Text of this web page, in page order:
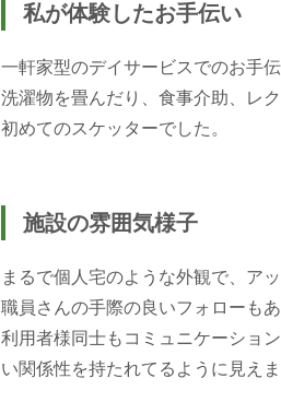
私が体験したお手伝い
一軒家型のデイサービスでのお手伝
洗濯物を畳んだり、食事介助、レ
施設の雰囲気様子
まるで個人宅のような外観で、ア
職員さんの手際の良いフォローも
利用者様同士もコミュニケーショ
い関係性を持たれてるように見えま